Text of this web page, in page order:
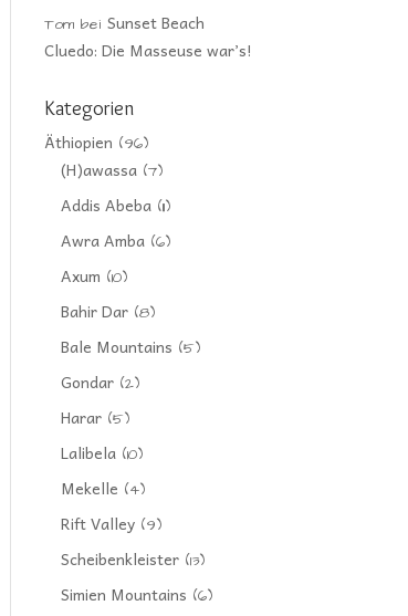
Tom beiSunset Beach
Cluedo: Die Masseuse war’s!
Kategorien
Äthiopien (96)
(H)awassa (7)
Addis Abeba (11)
Awra Amba (6)
Axum (10)
Bahir Dar (8)
Bale Mountains (5)
Gondar (2)
Harar (5)
Lalibela (10)
Mekelle (4)
Rift Valley (9)
Scheibenkleister (13)
Simien Mountains (6)